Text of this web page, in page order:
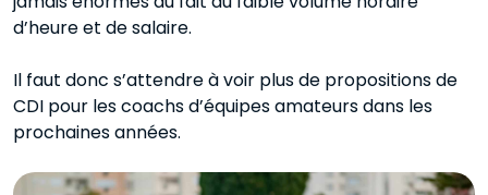
d’heure et de salaire.
Il faut donc s’attendre à voir plus de propositions de
CDI pour les coachs d’équipes amateurs dans les
prochaines années.